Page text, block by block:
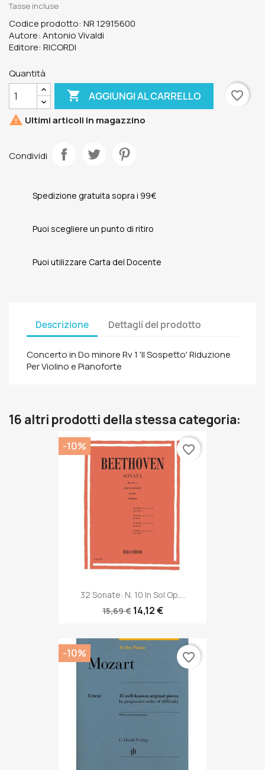
Tasse incluse
Codice prodotto: NR 12915600
Autore: Antonio Vivaldi
Editore: RICORDI
Quantità
 AGGIUNGI AL CARRELLO
favorite_border
 Ultimi articoli in magazzino
Condividi
Spedizione gratuita sopra i 99€
Puoi scegliere un punto di ritiro
Puoi utilizzare Carta del Docente
Descrizione Dettagli del prodotto
Concerto in Do minore Rv 1 'Il Sospetto' Riduzione
Per Violino e Pianoforte
16 altri prodotti della stessa categoria:
32 Sonate: N. 10 In Sol Op....
15,69 € 14,12 €
-10% favorite_border
-10% favorite_border